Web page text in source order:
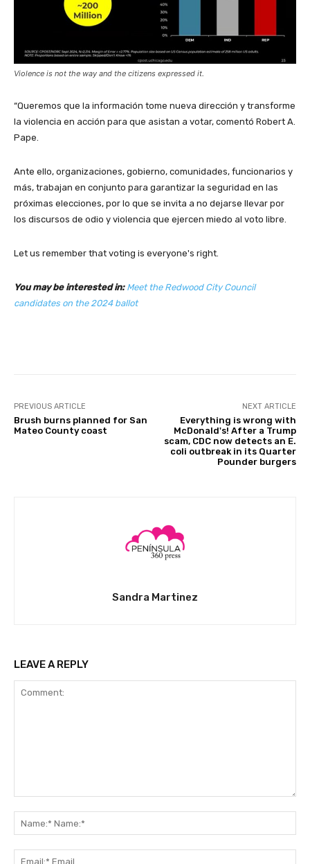
Violence is not the way and the citizens expressed it.
“Queremos que la información tome nueva dirección y transforme
la violencia en acción para que asistan a votar, comentó Robert A.
Pape.
Ante ello, organizaciones, gobierno, comunidades, funcionarios y
más, trabajan en conjunto para garantizar la seguridad en las
próximas elecciones, por lo que se invita a no dejarse llevar por
los discursos de odio y violencia que ejercen miedo al voto libre.
Let us remember that voting is everyone's right.
You may be interested in: Meet the Redwood City Council
candidates on the 2024 ballot
PREVIOUS ARTICLE
Brush burns planned for San
Mateo County coast
NEXT ARTICLE
Everything is wrong with
McDonald's! After a Trump
scam, CDC now detects an E.
coli outbreak in its Quarter
Pounder burgers
Sandra Martinez
LEAVE A REPLY